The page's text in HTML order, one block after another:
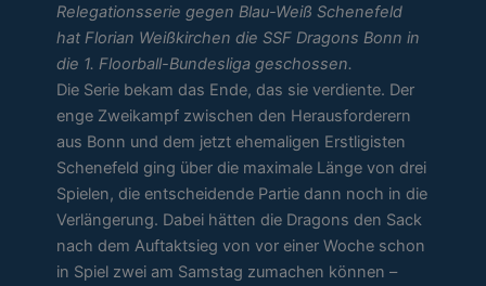
Relegationsserie gegen Blau-Weiß Schenefeld
hat Florian Weißkirchen die SSF Dragons Bonn in
die 1. Floorball-Bundesliga geschossen.
Die Serie bekam das Ende, das sie verdiente. Der
enge Zweikampf zwischen den Herausforderern
aus Bonn und dem jetzt ehemaligen Erstligisten
Schenefeld ging über die maximale Länge von drei
Spielen, die entscheidende Partie dann noch in die
Verlängerung. Dabei hätten die Dragons den Sack
nach dem Auftaktsieg von vor einer Woche schon
in Spiel zwei am Samstag zumachen können –